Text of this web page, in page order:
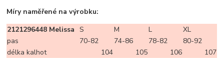
Míry naměřené na výrobku:
2121296448 Melissa S M L
XL
pas
70-82 74-86 78-82
80-92
délka kalhot
104 105 106 107